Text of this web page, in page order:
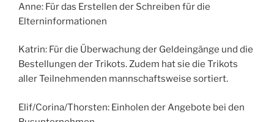
Anne: Für das Erstellen der Schreiben für die
Elterninformationen
Katrin: Für die Überwachung der Geldeingänge und die
Bestellungen der Trikots. Zudem hat sie die Trikots
aller Teilnehmenden mannschaftsweise sortiert.
Elif/Corina/Thorsten: Einholen der Angebote bei den